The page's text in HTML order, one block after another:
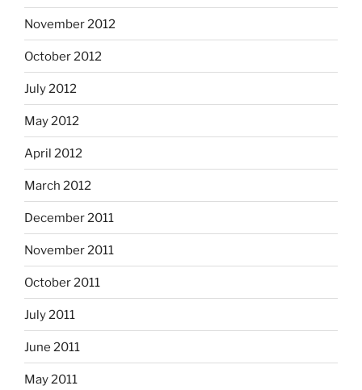
November 2012
October 2012
July 2012
May 2012
April 2012
March 2012
December 2011
November 2011
October 2011
July 2011
June 2011
May 2011